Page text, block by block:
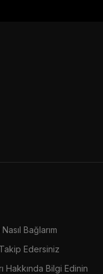
Bağlarım
Takip Edersiniz
Hakkında Bilgi Edinin